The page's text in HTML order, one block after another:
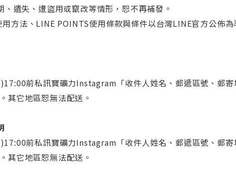
遺失、遭盜用或竄改等情形，恕不再補發。
方法、LINE POINTS使用條款與條件以台灣LINE官方公佈
前私訊寶礦力Instagram「收件人姓名、郵遞區號、郵寄
其它地區恕無法配送。
前私訊寶礦力Instagram「收件人姓名、郵遞區號、郵寄
其它地區恕無法配送。